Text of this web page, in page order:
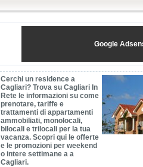
Google
Cerchi un residence a
Cagliari? Trova su Cagliari In
Rete le informazioni su come
prenotare, tariffe e
trattamenti di appartamenti
ammobiliati, monolocali,
bilocali e trilocali per la tua
vacanza. Scopri qui le offerte
e le promozioni per weekend
o intere settimane a a
Cagliari.